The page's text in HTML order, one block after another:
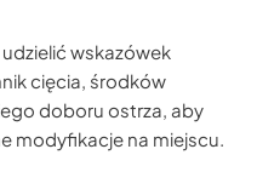
wskazówek
cięcia, środków
doboru ostrza, aby
modyfikacje na miejscu.